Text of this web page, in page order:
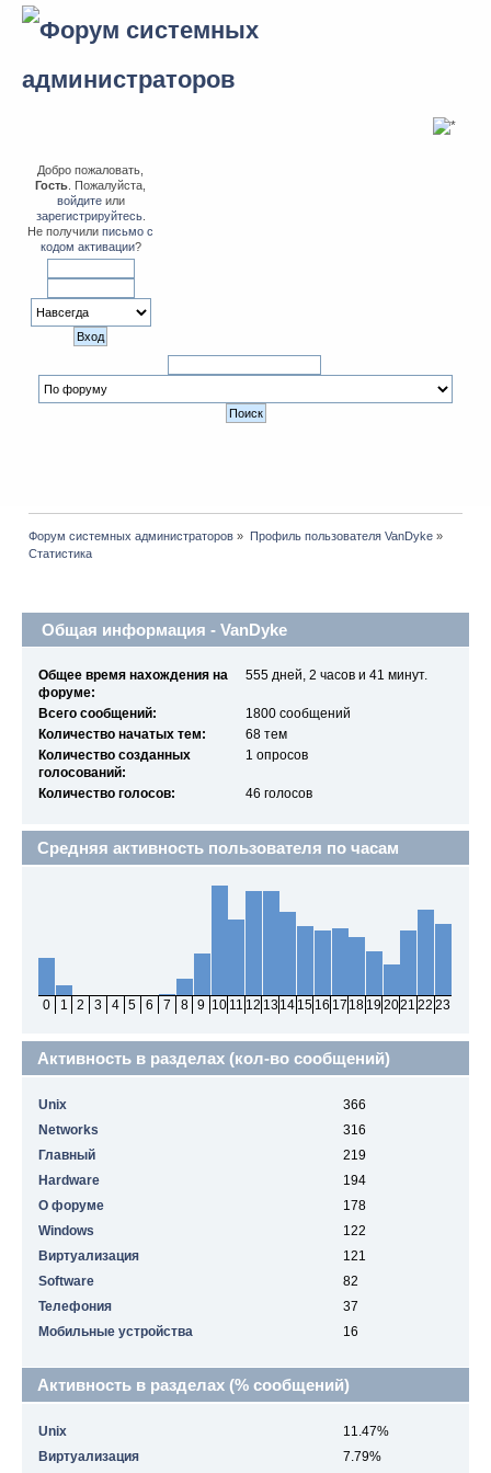
Добро пожаловать,
Гость . Пожалуйста,
войдитеили
зарегистрируйтесь.
Не получилиписьмо с
кодом активации?
Форум системных администраторов » Профиль пользователя VanDyke»
Статистика
Общая информация - VanDyke
Общее время нахождения на
форуме:
555 дней, 2 часов и 41 минут.
Всего сообщений:
1800 сообщений
Количество начатых тем:
68 тем
Количество созданных
голосований:
1 опросов
Количество голосов: 46 голосов
Средняя активность пользователя по часам
0 1 2 3 4 5 6 7 8 9 10 11 12 1314 15 16 17 18 192021 22 23
Активность в разделах (кол-во сообщений)
Unix
366
Networks
316
Главный
219
Hardware
194
О форуме
178
Windows
122
Виртуализация
121
Software
82
Телефония
37
Мобильные устройства
16
Активность в разделах (% сообщений)
Unix
11.47%
Виртуализация
7.79%